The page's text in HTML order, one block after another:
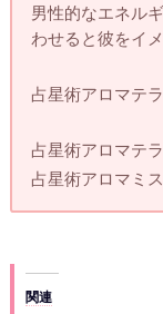
男性的なエネル
わせると彼をイ
占星術アロマテ
占星術アロマテ
占星術アロマミ
関連